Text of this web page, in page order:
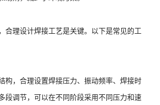
合理设计焊接工艺是关键。以下是常见的工
构，合理设置焊接压力、振动频率、焊接时
段调节，可以在不同阶段采用不同压力和速